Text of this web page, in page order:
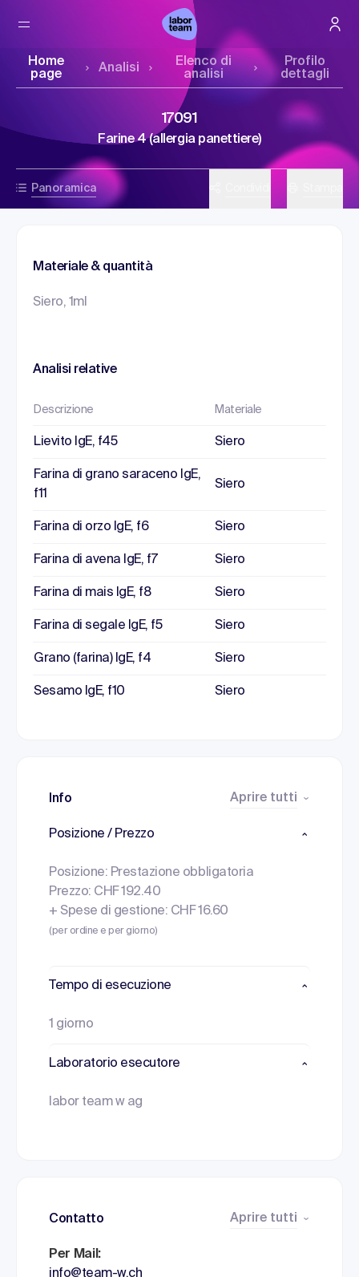
Home
page
Analisi
Elenco di
analisi
Profilo
dettagli
Panoramica
17091
Farine 4 (allergia panettiere)
Materiale & quantità
Siero, 1ml
Analisi relative
Descrizione Materiale
Lievito IgE, f45 Siero
Farina di grano saraceno IgE,
f11
Siero
Farina di orzo IgE, f6 Siero
Farina di avena IgE, f7 Siero
Farina di mais IgE, f8 Siero
Farina di segale IgE, f5 Siero
Grano (farina) IgE, f4 Siero
Sesamo IgE, f10 Siero
Info Aprire tutti
Posizione / Prezzo
Posizione: Prestazione obbligatoria
Prezzo: CHF 192.40
+ Spese di gestione: CHF 16.60
(per ordine e per giorno)
Tempo di esecuzione
1 giorno
Laboratorio esecutore
labor team w ag
Contatto Aprire tutti
Per Mail:
info@team-w.ch